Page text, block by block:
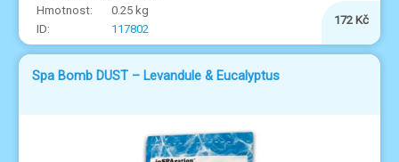
0.25 kg
117802
172 Kč
Spa Bomb DUST – Levandule & Eucalyptus